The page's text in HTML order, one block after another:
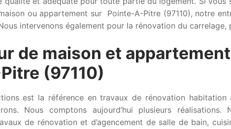
ou appartement sur Pointe-A-Pitre (97110), notre
intervenons également pour la rénovation du carrelage,
de maison et
(97110)
est la référence en travaux de rénovation habitation
Nous comptons aujourd’hui plusieurs réalisations.
de rénovation et d’agencement de salle de bain,